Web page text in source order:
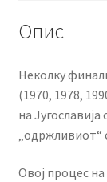
Опис
Неколку
(1970, 1978,
на
Овој процес